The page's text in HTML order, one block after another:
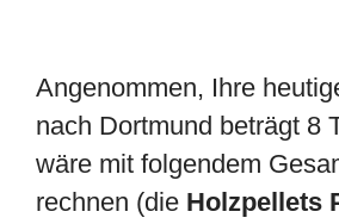
Angenommen, Ihre
nach Dortmund beträgt 8
wäre mit folgendem
rechnen (die Holzpellets